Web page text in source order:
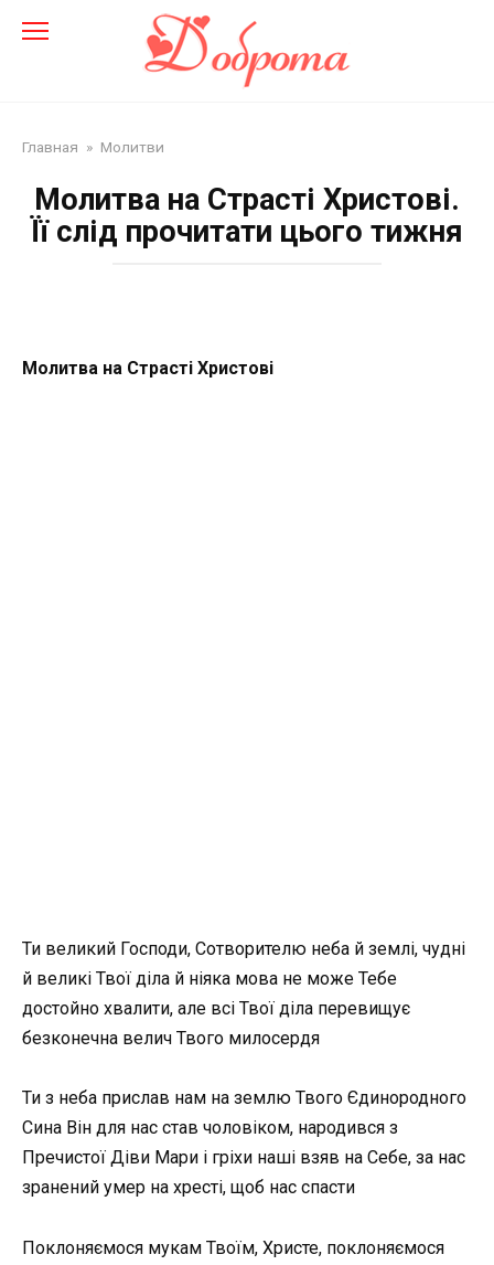
Главная » Молитви
Молитва на Страсті Христові.
Її слід прочитати цього тижня
Молитва на Страсті Христові
Ти великий Господи, Сотворителю неба й землі, чудні
й великі Твої діла й ніяка мова не може Тебе
достойно хвалити, але всі Твої діла перевищує
безконечна велич Твого милосердя
Ти з неба прислав нам на землю Твого Єдинородного
Сина Він для нас став чоловіком, народився з
Пречистої Діви Мари і гріхи наші взяв на Себе, за нас
зранений умер на хресті, щоб нас спасти
Поклоняємося мукам Твоїм, Христе, поклоняємося